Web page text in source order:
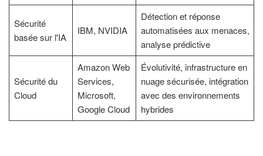
Sécurité
basée sur l'IA
IBM, NVIDIA
Détection et réponse
automatisées aux menaces,
analyse prédictive
Sécurité du
Cloud
Amazon Web
Services,
Microsoft,
Google Cloud
Évolutivité, infrastructure en
nuage sécurisée, intégration
avec des environnements
hybrides